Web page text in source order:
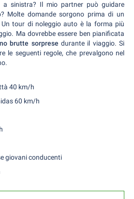
a sinistra? Il mio partner può guidare
Molte domande sorgono prima di un
tour di noleggio auto è la forma più
Ma dovrebbe essere ben pianificata
brutte sorprese durante il viaggio. Si
le seguenti regole, che prevalgono nel
40 km/h
60 km/h
giovani conducenti